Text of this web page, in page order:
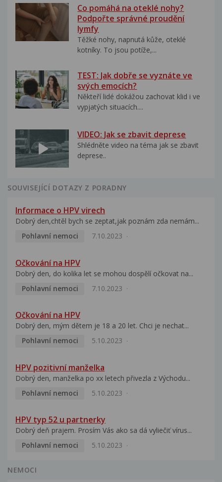
Co pomáhá na oteklé nohy?
Podpořte správné proudění
lymfy
Těžké nohy, napnutá kůže, oteklé
kotníky. To jsou potíže,...
TEST: Jak dobře se vyznáte ve
svých emocích?
Někteří lidé dokážou zachovat klid i ve
vypjatých situacích....
VIDEO: Jak se zbavit deprese
Shlédněte video na téma jak se zbavit
deprese..
SOUVISEJÍCÍ DOTAZY Z PORADNY
Informace o HPV virech
Dobrý den,chtěl bych se zeptat,jak poznám zda nemám...
Pohlavní nemoci
7.10.2023
Očkování na HPV
Dobrý den, do kolika let se mohou dospělí očkovat na...
Pohlavní nemoci
7.10.2023
Očkování na HPV
Dobrý den, mým dětem je 18 a 20 let. Chci je nechat...
Pohlavní nemoci
5.10.2023
HPV pozitivní manželka
Dobrý den, manželka po xx letech přivezla z Východu...
Pohlavní nemoci
5.10.2023
HPV typ 52 u partnerky
Dobrý deň prajem. Prosím Vás ako sa dá vyliečiť vírus...
Pohlavní nemoci
5.10.2023
NEMOCI